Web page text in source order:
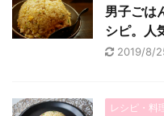
男子ごは
シピ。人
2019/8/
レシピ・料